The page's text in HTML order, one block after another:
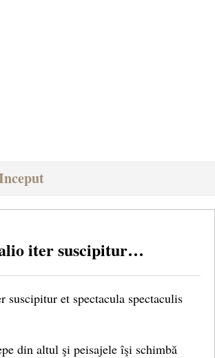
iter suscipitur…
et spectacula spectaculis
din altul şi peisajele îşi schimbă